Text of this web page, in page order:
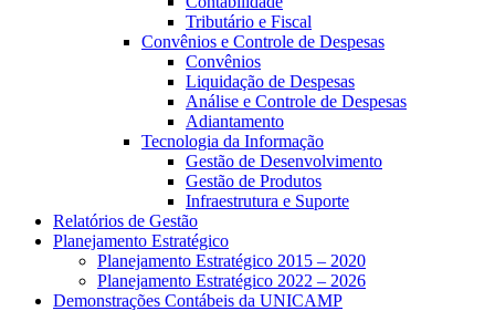
Tributário e Fiscal
Convênios e Controle de Despesas
Convênios
Liquidação de Despesas
Análise e Controle de Despesas
Adiantamento
Tecnologia da Informação
Gestão de Desenvolvimento
Gestão de Produtos
Infraestrutura e Suporte
Relatórios de Gestão
Planejamento Estratégico
Planejamento Estratégico 2015 – 2020
Planejamento Estratégico 2022 – 2026
Demonstrações Contábeis da UNICAMP